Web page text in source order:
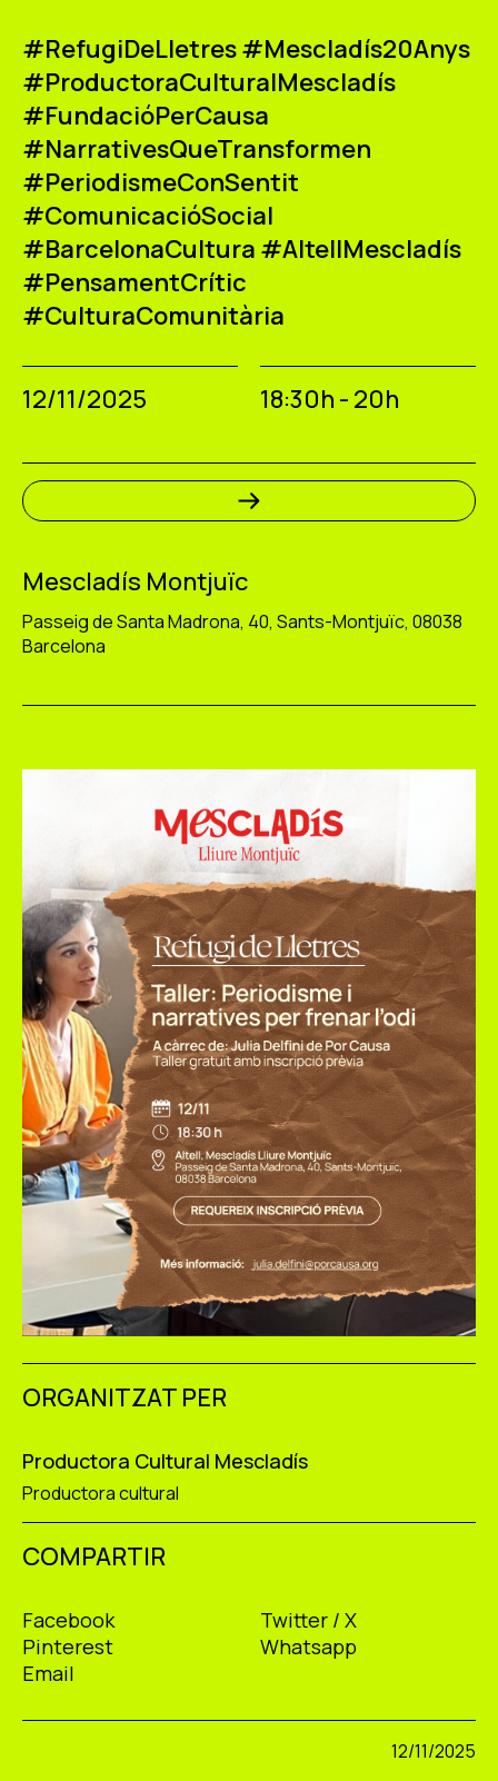
#RefugiDeLletres #Mescladís20Anys
#ProductoraCulturalMescladís
#FundacióPerCausa
#NarrativesQueTransformen
#PeriodismeConSentit
#ComunicacióSocial
#BarcelonaCultura #AltellMescladís
#PensamentCrític
#CulturaComunitària
12/11/2025 18:30h - 20h
Mescladís Montjuïc
Passeig de Santa Madrona, 40, Sants-Montjuïc, 08038
Barcelona
ORGANITZAT PER
Productora Cultural Mescladís
Productora cultural
COMPARTIR
Facebook
Twitter / X
Pinterest
Whatsapp
Email
12/11/2025